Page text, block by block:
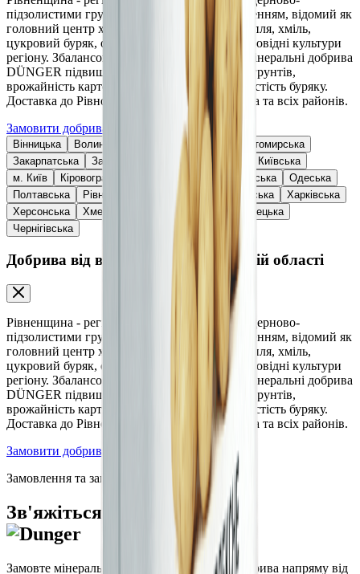
підзолистими грунтами та достатнім зволоженням, відомий як
головний центр хмелярства в Україні. Картопля, хміль,
цукровий буряк, озима пшениця та ріпак - провідні культури
регіону. Збалансовані мінеральні та органо-мінеральні добрива
DÜNGER підвищують родючість поліських грунтів,
врожайність картоплі, якість хмелю та цукристість буряку.
Доставка до Рівного, Дубна, Острога, Вараша та всіх районів.
Замовити добрива
Вінницька Волинська Дніпропетровська
Житомирська
Закарпатська
Запорізька Івано-Франківська
Київська
м. Київ
Кіровоградська Львівська Миколаївська
Одеська
Полтавська
Рівненська Сумська Тернопільська
Харківська
Херсонська
Хмельницька Черкаська
Чернівецька
Чернігівська
Добрива від виробника у Рівненській області
Рівненщина - регіон Українського Полісся з дерново-
підзолистими грунтами та достатнім зволоженням, відомий як
головний центр хмелярства в Україні. Картопля, хміль,
цукровий буряк, озима пшениця та ріпак - провідні культури
регіону. Збалансовані мінеральні та органо-мінеральні добрива
DÜNGER підвищують родючість поліських грунтів,
врожайність картоплі, якість хмелю та цукристість буряку.
Доставка до Рівного, Дубна, Острога, Вараша та всіх районів.
Замовити добрива
Замовлення та запити
Зв'яжіться з нами
Замовте мінеральні та органо-мінеральні добрива напряму від